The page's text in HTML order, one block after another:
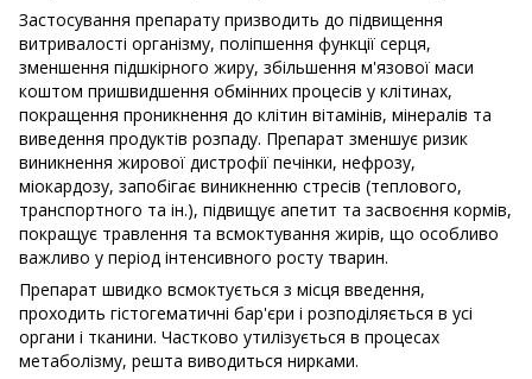
Застосування препарату призводить до підвищення
витривалості організму, поліпшення функції серця,
зменшення підшкірного жиру, збільшення м'язової маси
коштом пришвидшення обмінних процесів у клітинах,
покращення проникнення до клітин вітамінів, мінералів та
виведення продуктів розпаду. Препарат зменшує ризик
виникнення жирової дистрофії печінки, нефрозу,
міокардозу, запобігає виникненню стресів (теплового,
транспортного та ін.), підвищує апетит та засвоєння кормів,
покращує травлення та всмоктування жирів, що особливо
важливо у період інтенсивного росту тварин.
Препарат швидко всмоктується з місця введення,
проходить гістогематичні бар'єри і розподіляється в yci
органи і тканини. Частково утилізується в процесах
метаболізму, решта виводиться нирками.